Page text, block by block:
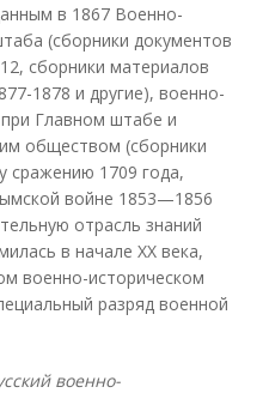
в 1867 Военно-
(сборники документов
сборники материалов
1878 и другие), военно-
Главном штабе и
обществом (сборники
сражению 1709 года,
войне 1853—1856
отрасль знаний
в начале XX века,
военно-историческом
разряд военной
военно-